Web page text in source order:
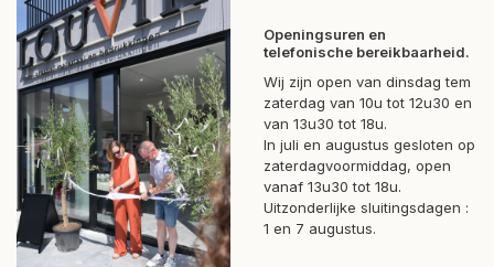
Openingsuren en
telefonische bereikbaarheid.
Wij zijn open van dinsdag tem
zaterdag van 10u tot 12u30 en
van 13u30 tot 18u.
In juli en augustus gesloten op
zaterdagvoormiddag, open
vanaf 13u30 tot 18u.
Uitzonderlijke sluitingsdagen :
1 en 7 augustus.